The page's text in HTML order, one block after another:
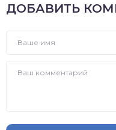
ДОБАВИТЬ